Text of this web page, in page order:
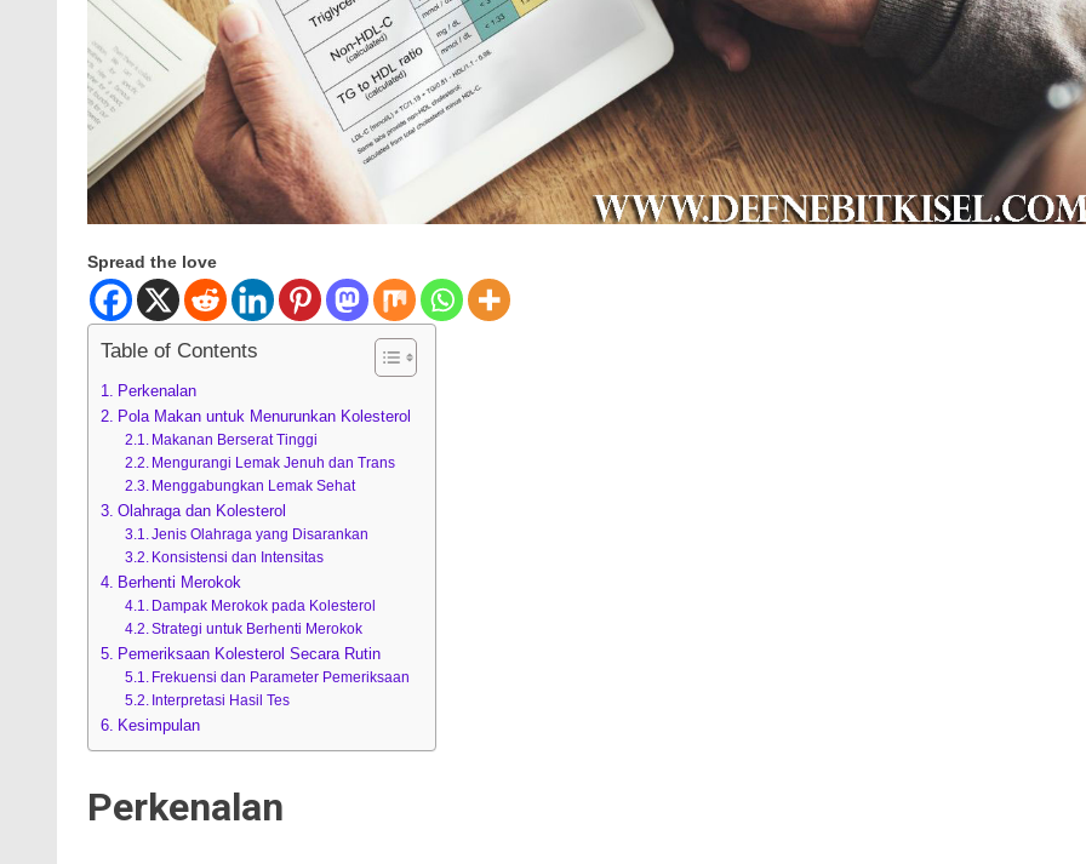
Spread the love
Table of Contents
Perkenalan
Pola Makan untuk Menurunkan Kolesterol
Makanan Berserat Tinggi
Mengurangi Lemak Jenuh dan Trans
Menggabungkan Lemak Sehat
Olahraga dan Kolesterol
Jenis Olahraga yang Disarankan
Konsistensi dan Intensitas
Berhenti Merokok
Dampak Merokok pada Kolesterol
Strategi untuk Berhenti Merokok
Pemeriksaan Kolesterol Secara Rutin
Frekuensi dan Parameter Pemeriksaan
Interpretasi Hasil Tes
Kesimpulan
Perkenalan